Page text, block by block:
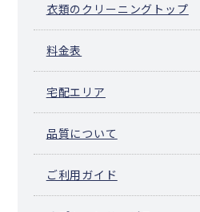
衣類のクリーニングトップ
料金表
宅配エリア
品質について
ご利用ガイド